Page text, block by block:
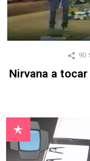
90
Nirvana a